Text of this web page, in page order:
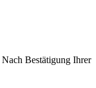
Nach Bestätigung Ihrer